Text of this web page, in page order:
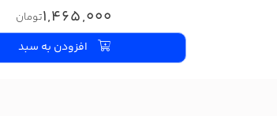
1,465,000تومان
افزودن به سبد